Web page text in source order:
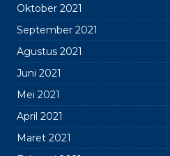
Oktober 2021
September 2021
Agustus 2021
Juni 2021
Mei 2021
April 2021
Maret 2021